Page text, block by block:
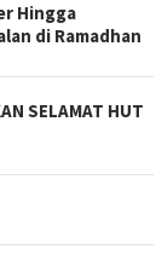
Hingga
di Ramadhan
SELAMAT HUT